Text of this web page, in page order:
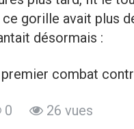
gorille avait plus
désormais :
combat
0 26 vues